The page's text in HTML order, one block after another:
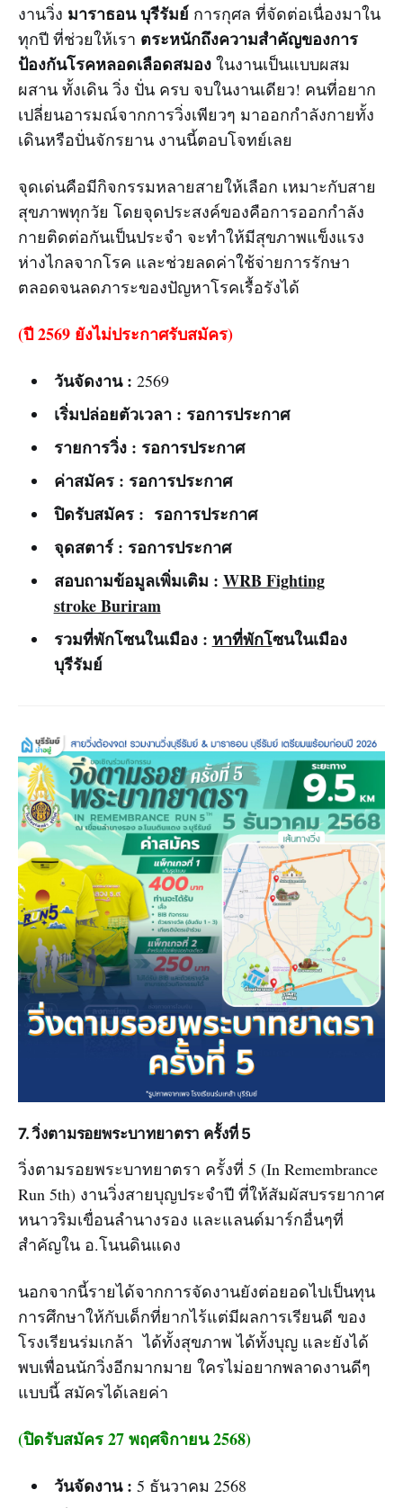
งานวิ่ง มาราธอน บุรีรัมย์ การกุศล ที่จัดต่อเนื่องมาใน
ทุกปี ที่ช่วยให้เรา ตระหนักถึงความสำคัญของการ
ป้องกันโรคหลอดเลือดสมอง ในงานเป็นแบบผสม
ผสาน ทั้งเดิน วิ่ง ปั่น ครบ จบในงานเดียว! คนที่อยาก
เปลี่ยนอารมณ์จากการวิ่งเพียวๆ มาออกกำลังกายทั้ง
เดินหรือปั่นจักรยาน งานนี้ตอบโจทย์เลย
จุดเด่นคือมีกิจกรรมหลายสายให้เลือก เหมาะกับสาย
สุขภาพทุกวัย โดยจุดประสงค์ของคือการออกกำลัง
กายติดต่อกันเป็นประจำ จะทำให้มีสุขภาพแข็งแรง
ห่างไกลจากโรค และช่วยลดค่าใช้จ่ายการรักษา
ตลอดจนลดภาระของปัญหาโรคเรื้อรังได้
(ปี 2569 ยังไม่ประกาศรับสมัคร)
วันจัดงาน : 2569
เริ่มปล่อยตัวเวลา : รอการประกาศ
รายการวิ่ง : รอการประกาศ
ค่าสมัคร : รอการประกาศ
ปิดรับสมัคร : รอการประกาศ
จุดสตาร์ : รอการประกาศ
สอบถามข้อมูลเพิ่มเติม : WRB Fighting
stroke Buriram
รวมที่พักโซนในเมือง : หาที่พักโซนในเมือง
บุรีรัมย์
7. วิ่งตามรอยพระบาทยาตรา ครั้งที่ 5
วิ่งตามรอยพระบาทยาตรา ครั้งที่ 5 (In Remembrance
Run 5th) งานวิ่งสายบุญประจำปี ที่ให้สัมผัสบรรยากาศ
หนาวริมเขื่อนลำนางรอง และแลนด์มาร์กอื่นๆที่
สำคัญใน อ.โนนดินแดง
นอกจากนี้รายได้จากการจัดงานยังต่อยอดไปเป็นทุน
การศึกษาให้กับเด็กที่ยากไร้แต่มีผลการเรียนดี ของ
โรงเรียนร่มเกล้า ได้ทั้งสุขภาพ ได้ทั้งบุญ และยังได้
พบเพื่อนนักวิ่งอีกมากมาย ใครไม่อยากพลาดงานดีๆ
แบบนี้ สมัครได้เลยค่า
(ปิดรับสมัคร 27 พฤศจิกายน 2568)
วันจัดงาน : 5 ธันวาคม 2568